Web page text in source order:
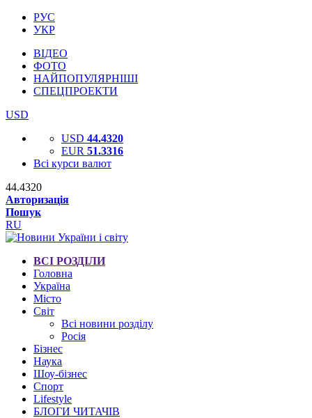
РУС
УКР
ВІДЕО
ФОТО
НАЙПОПУЛЯРНІШІ
СПЕЦПРОЕКТИ
USD
USD 44.4320
EUR 51.3316
Всі курси валют
44.4320
Авторизація
Пошук
RU
ВСІ РОЗДІЛИ
Головна
Україна
Місто
Світ
Всі новини розділу
Росія
Бізнес
Наука
Шоу-бізнес
Спорт
Lifestyle
БЛОГИ ЧИТАЧІВ